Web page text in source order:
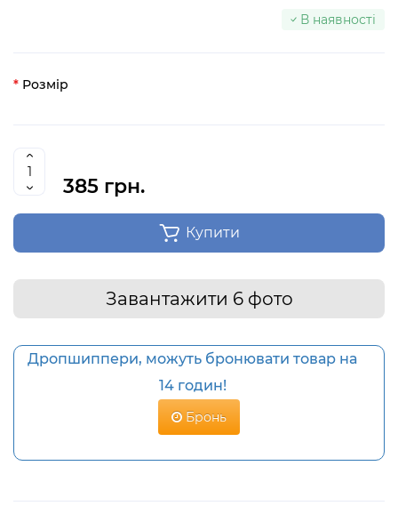
В наявності
Розмір
385 грн.
Купити
Завантажити 6 фото
Дропшиппери, можуть бронювати товар на
14 годин!
Бронь